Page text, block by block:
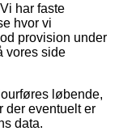
har faste
hvor vi
provision under
vores side
løbende,
der eventuelt er
data.